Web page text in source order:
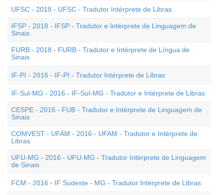
UFSC - 2018 - UFSC - Tradutor Intérprete de Libras
IFSP - 2018 - IFSP - Tradutor e Intérprete de Linguagem de
Sinais
FURB - 2018 - FURB - Tradutor e Intérprete de Língua de
Sinais
IF-PI - 2016 - IF-PI - Tradutor Intérprete de Libras
IF-Sul-MG - 2016 - IF-Sul-MG - Tradutor e Intérprete de Libras
CESPE - 2016 - FUB - Tradutor e Intérprete de Linguagem de
Sinais
COMVEST - UFAM - 2016 - UFAM - Tradutor e Intérprete de
Libras
UFU-MG - 2016 - UFU-MG - Tradutor Intérprete de Linguagem
de Sinais
FCM - 2016 - IF Sudeste - MG - Tradutor Intérprete de Libras